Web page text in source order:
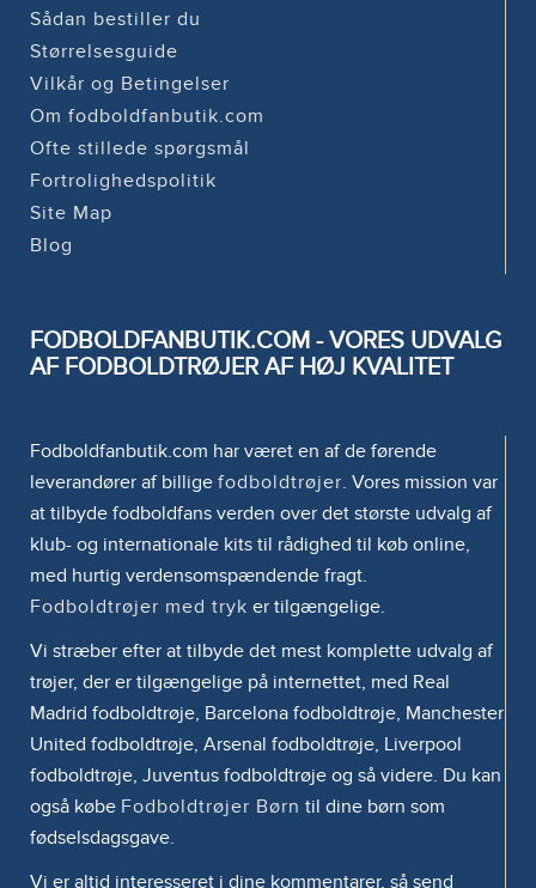
Sådan bestiller du
Størrelsesguide
Vilkår og Betingelser
Om fodboldfanbutik.com
Ofte stillede spørgsmål
Fortrolighedspolitik
Site Map
Blog
FODBOLDFANBUTIK.COM - VORES UDVALG
AF FODBOLDTRØJER AF HØJ KVALITET
Fodboldfanbutik.com har været en af de førende
leverandører af billige fodboldtrøjer. Vores mission var
at tilbyde fodboldfans verden over det største udvalg af
klub- og internationale kits til rådighed til køb online,
med hurtig verdensomspændende fragt.
Fodboldtrøjer med tryk er tilgængelige.
Vi stræber efter at tilbyde det mest komplette udvalg af
trøjer, der er tilgængelige på internettet, med Real
Madrid fodboldtrøje, Barcelona fodboldtrøje, Manchester
United fodboldtrøje, Arsenal fodboldtrøje, Liverpool
fodboldtrøje, Juventus fodboldtrøje og så videre. Du kan
også købe Fodboldtrøjer Børn til dine børn som
fødselsdagsgave.
Vi er altid interesseret i dine kommentarer, så send